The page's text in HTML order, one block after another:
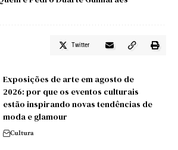
Twitter
Exposições de arte em agosto de
2026: por que os eventos culturais
estão inspirando novas tendências de
moda e glamour
Cultura